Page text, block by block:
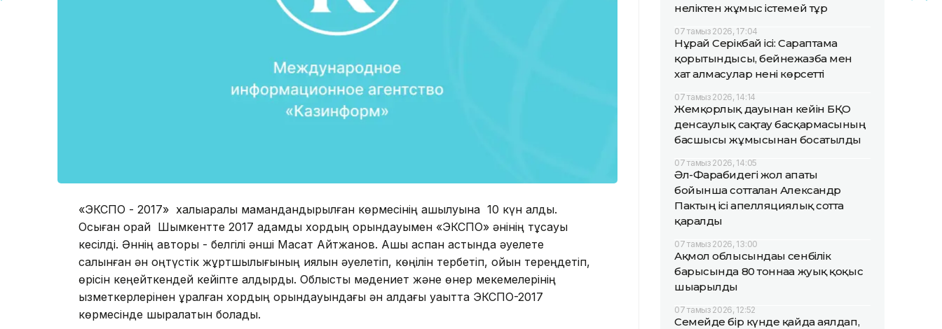
«ЭКСПО - 2017» халықаралық мамандандырылған көрмесінің ашылуына 10 күн қалды.
Осыған орай Шымкентте 2017 адамдық хордың орындауымен «ЭКСПО» әнінің тұсауы
кесілді. Әннің авторы - белгілі әнші Мақсат Айтжанов. Ашық аспан астында әуелете
салынған ән оңтүстік жұртшылығының қиялын әуелетіп, көңілін тербетіп, ойын тереңдетіп,
өрісін кеңейткендей кейіпте қалдырды. Облыстық мәдениет және өнер мекемелерінің
қызметкерлерінен құралған хордың орындауындағы ән алдағы уақытта ЭКСПО-2017
көрмесінде шырқалатын болады.
неліктен жұмыс істемей тұр
07 тамыз 2026, 17:04
Нұрай Серікбай ісі: Сараптама
қорытындысы, бейнежазба мен
хат алмасулар нені көрсетті
07 тамыз 2026, 14:14
Жемқорлық дауынан кейін БҚО
денсаулық сақтау басқармасының
басшысы жұмысынан босатылды
07 тамыз 2026, 14:05
Әл-Фарабидегі жол апаты
бойынша сотталған Александр
Пактың ісі апелляциялық сотта
қаралды
07 тамыз 2026, 13:00
Ақмол облысындағы сенбілік
барысында 80 тоннаға жуық қоқыс
шығарылды
07 тамыз 2026, 12:52
Семейде бір күнде қайда аялдап,